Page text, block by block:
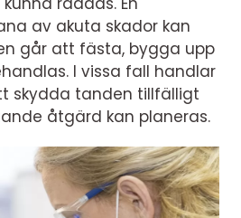
av akuta skador kan
går att fästa, bygga upp
I vissa fall handlar
skydda tanden tillfälligt
åtgärd kan planeras.